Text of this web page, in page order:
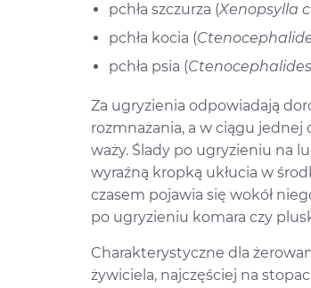
pchła szczurza (Xenopsylla
pchła kocia (
pchła psia (
Za ugryzienia odpowiadają
rozmnażania, a w ciągu jednej
waży. Ślady po ugryzieniu na
wyraźną kropką ukłucia w
czasem pojawia się wokół
po ugryzieniu komara czy
Charakterystyczne dla
żywiciela, najczęściej na